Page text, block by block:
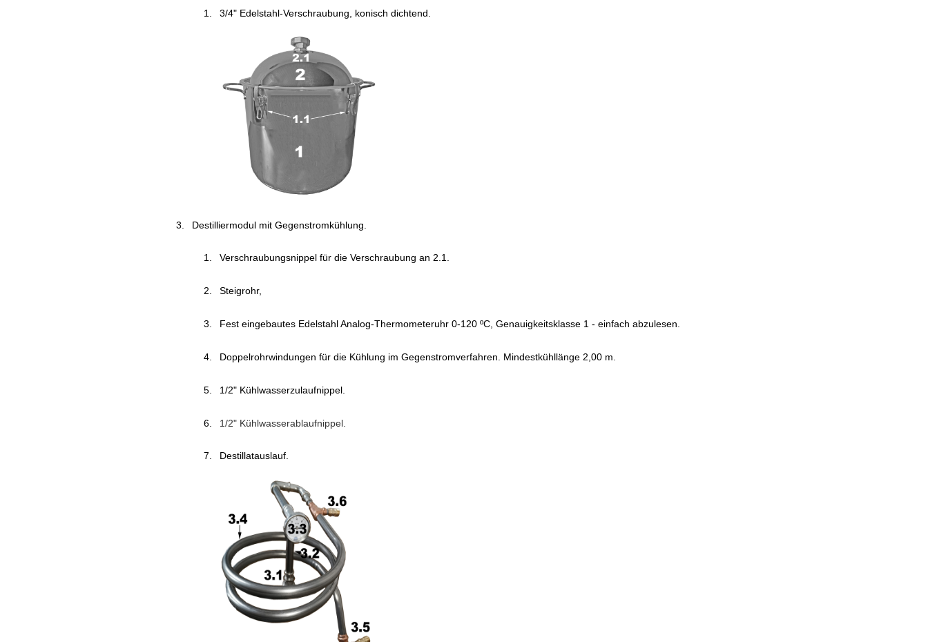
3/4" Edelstahl-Verschraubung, konisch dichtend.
Destilliermodul mit Gegenstromkühlung.
Verschraubungsnippel für die Verschraubung an 2.1.
Steigrohr,
Fest eingebautes Edelstahl Analog-Thermometeruhr 0-120 ºC, Genauigkeitsklasse 1 - einfach abzulesen.
Doppelrohrwindungen für die Kühlung im Gegenstromverfahren. Mindestkühllänge 2,00 m.
1/2" Kühlwasserzulaufnippel.
1/2" Kühlwasserablaufnippel.
Destillatauslauf.